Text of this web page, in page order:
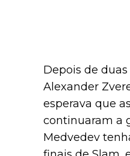
Depois de
Alexander
esperava que
continuaram a
Medvedev